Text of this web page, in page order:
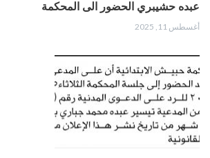
عبده حشيبري الحضور الى المحكمة
أغسطس 11, 2025